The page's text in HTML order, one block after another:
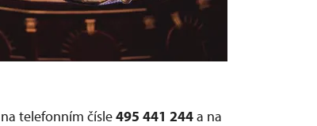
telefonním čísle495 441 244a na